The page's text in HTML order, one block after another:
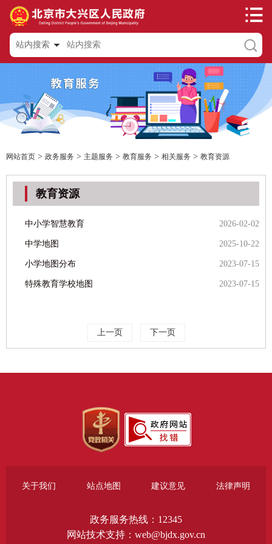
站内搜索
网站首页 > 政务服务 > 主题服务 > 教育服务 > 相关服务 > 教育资源
教育资源
中小学智慧教育 2026-02-02
中学地图 2025-10-22
小学地图分布 2023-07-15
特殊教育学校地图 2023-07-15
上一页 下一页
关于我们 站点地图 建议意见 法律声明
政务服务热线：12345
网站技术支持：web@bjdx.gov.cn